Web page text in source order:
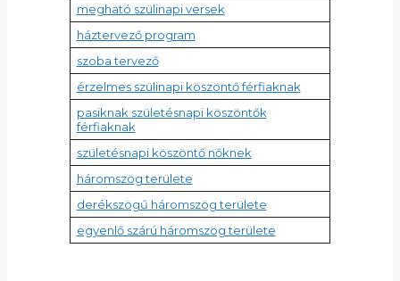
megható szülinapi versek
háztervező program
szoba tervező
érzelmes szülinapi köszöntő férfiaknak
pasiknak születésnapi köszöntők
férfiaknak
születésnapi köszöntő nőknek
háromszög területe
derékszögű háromszög területe
egyenlő szárú háromszög területe